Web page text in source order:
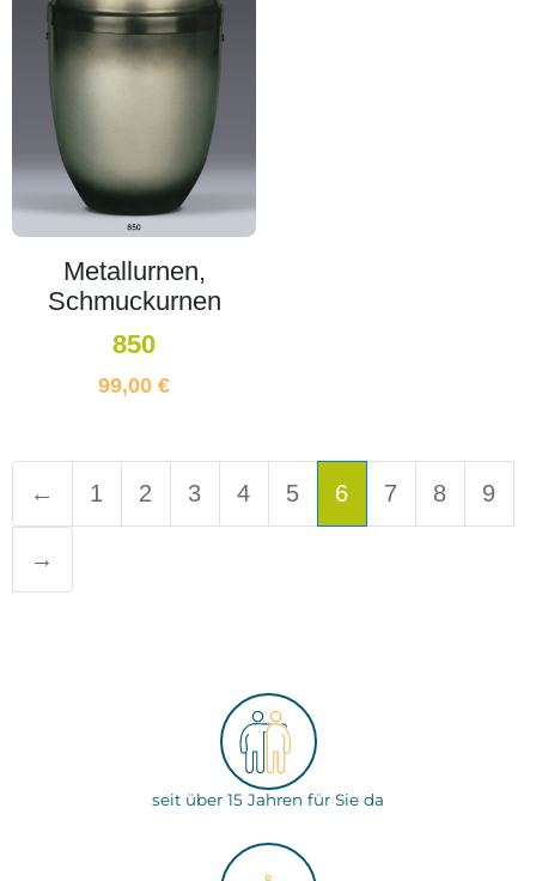
Metallurnen,
Schmuckurnen
850
99,00 €
← 1 2 3 4 5 6 7 8 9
→
seit über 15 Jahren für Sie da